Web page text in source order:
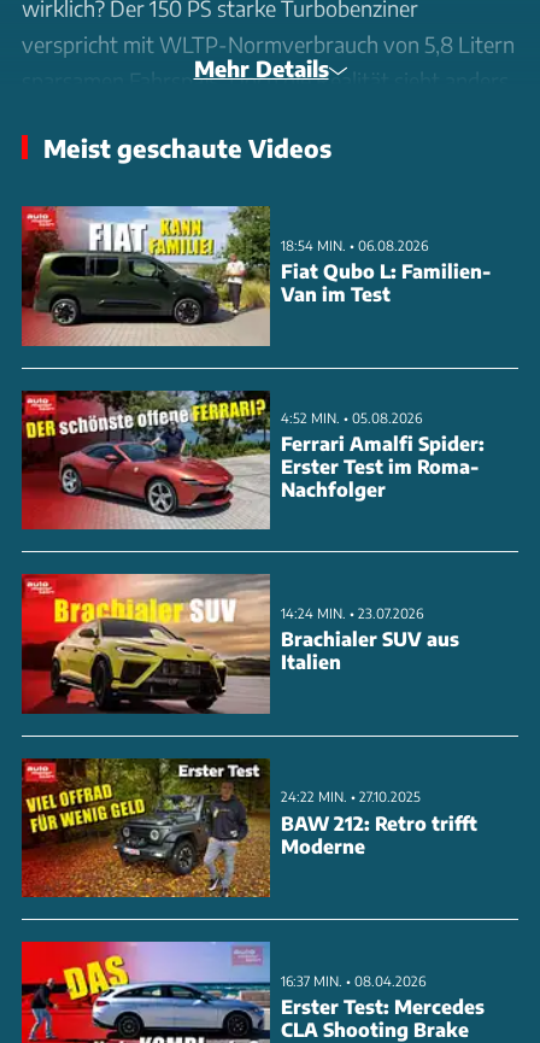
wirklich? Der 150 PS starke Turbobenziner
verspricht mit WLTP-Normverbrauch von 5,8 Litern
sparsamen Fahrspaß. Doch die Realität sieht anders
Durchschnittsverbrauch von 6,7 Litern Super, was
bedeutet. Sparsame Fahrer kommen mit 5,3 Litern
aus, sportliche Piloten müssen dagegen mit bis zu 8,7
Litern rechnen. Die monatlichen Unterhaltskosten
inklusive Versicherung, Steuer und Wartung
belaufen sich bei 15.000 Jahreskilometern auf 213
Euro. Wer 30.000 Kilometer fährt, muss mit 383
Euro kalkulieren. Der mindestens 33.985 Euro teure
Kombi überzeugt dabei mit reichhaltiger Assistenz-
und Lichtausstattung sowie gutem Komfort.
Mehr Details
Meist geschaute Videos
18:54 MIN. • 06.08.2026
Fiat Qubo L: Familien-
Van im Test
4:52 MIN. • 05.08.2026
Ferrari Amalfi Spider:
Erster Test im Roma-
Nachfolger
14:24 MIN. • 23.07.2026
Brachialer SUV aus
Italien
24:22 MIN. • 27.10.2025
BAW 212: Retro trifft
Moderne
16:37 MIN. • 08.04.2026
Erster Test: Mercedes
CLA Shooting Brake